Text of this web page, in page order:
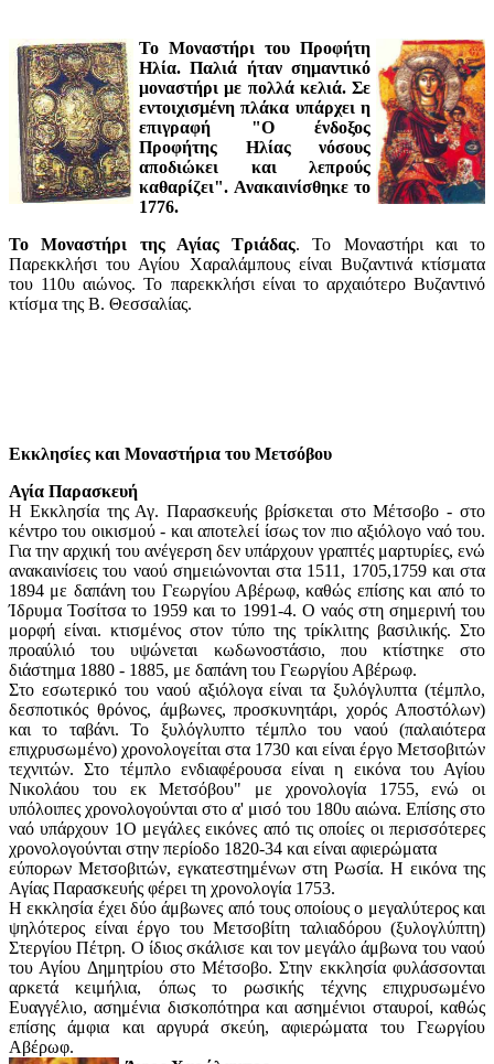
Το Μοναστήρι του Προφήτη
Ηλία. Παλιά ήταν σημαντικό
μοναστήρι με πολλά κελιά. Σε
εντοιχισμένη πλάκα υπάρχει η
επιγραφή "Ο ένδοξος
Προφήτης Ηλίας νόσους
αποδιώκει και λεπρούς
καθαρίζει". Ανακαινίσθηκε το
1776.
Το Μοναστήρι της Αγίας Τριάδας. Το Μοναστήρι και το
Παρεκκλήσι του Αγίου Χαραλάμπους είναι Βυζαντινά κτίσματα
του 110υ αιώνος. Το παρεκκλήσι είναι το αρχαιότερο Βυζαντινό
κτίσμα της Β. Θεσσαλίας.
Εκκλησίες και Μοναστήρια του Μετσόβου
Αγία Παρασκευή
Η Εκκλησία της Αγ. Παρασκευής βρίσκεται στο Μέτσοβο - στο
κέντρο του οικισμού - και αποτελεί ίσως τον πιο αξιόλογο ναό του.
Για την αρχική του ανέγερση δεν υπάρχουν γραπτές μαρτυρίες, ενώ
ανακαινίσεις του ναού σημειώνονται στα 1511, 1705,1759 και στα
1894 με δαπάνη του Γεωργίου Αβέρωφ, καθώς επίσης και από το
Ίδρυμα Τοσίτσα το 1959 και το 1991-4. Ο ναός στη σημερινή του
μορφή είναι. κτισμένος στον τύπο της τρίκλιτης βασιλικής. Στο
προαύλιό του υψώνεται κωδωνοστάσιο, που κτίστηκε στο
διάστημα 1880 - 1885, με δαπάνη του Γεωργίου Αβέρωφ.
Στο εσωτερικό του ναού αξιόλογα είναι τα ξυλόγλυπτα (τέμπλο,
δεσποτικός θρόνος, άμβωνες, προσκυνητάρι, χορός Αποστόλων)
και το ταβάνι. Το ξυλόγλυπτο τέμπλο του ναού (παλαιότερα
επιχρυσωμένο) χρονολογείται στα 1730 και είναι έργο Μετσοβιτών
τεχνιτών. Στο τέμπλο ενδιαφέρουσα είναι η εικόνα του Αγίου
Νικολάου του εκ Μετσόβου" με χρονολογία 1755, ενώ οι
υπόλοιπες χρονολογούνται στο α' μισό του 180υ αιώνα. Επίσης στο
ναό υπάρχουν 1Ο μεγάλες εικόνες από τις οποίες οι περισσότερες
χρονολογούνται στην περίοδο 1820-34 και είναι αφιερώματα
εύπορων Μετσοβιτών, εγκατεστημένων στη Ρωσία. Η εικόνα της
Αγίας Παρασκευής φέρει τη χρονολογία 1753.
Η εκκλησία έχει δύο άμβωνες από τους οποίους ο μεγαλύτερος και
ψηλότερος είναι έργο του Μετσοβίτη ταλιαδόρου (ξυλογλύπτη)
Στεργίου Πέτρη. Ο ίδιος σκάλισε και τον μεγάλο άμβωνα του ναού
του Αγίου Δημητρίου στο Μέτσοβο. Στην εκκλησία φυλάσσονται
αρκετά κειμήλια, όπως το ρωσικής τέχνης επιχρυσωμένο
Ευαγγέλιο, ασημένια δισκοπότηρα και ασημένιοι σταυροί, καθώς
επίσης άμφια και αργυρά σκεύη, αφιερώματα του Γεωργίου
Αβέρωφ.